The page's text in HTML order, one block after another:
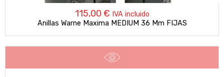
115,00 € IVA incluido
Anillas Warne Maxima MEDIUM 36 Mm FIJAS